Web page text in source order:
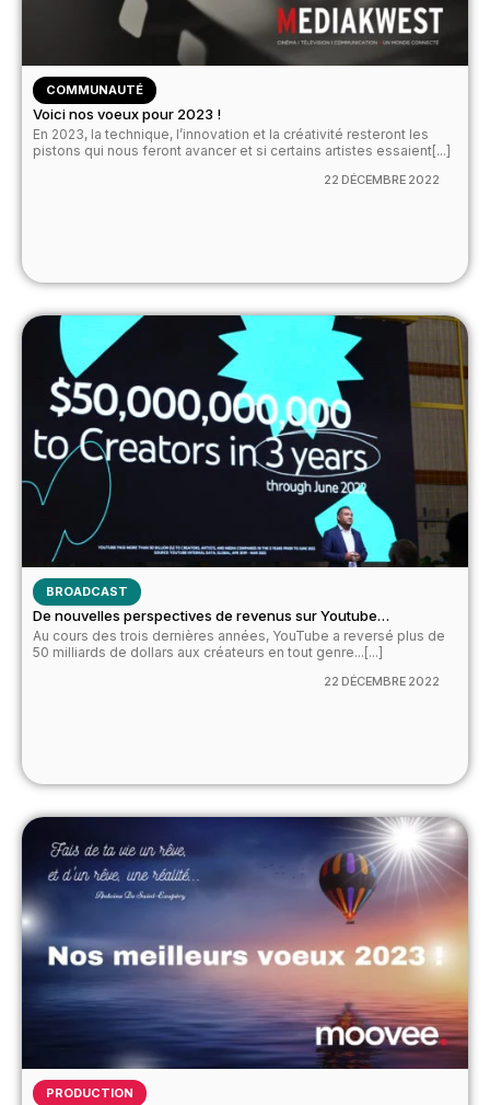
COMMUNAUTÉ
Voici nos voeux pour 2023 !
En 2023, la technique, l’innovation et la créativité resteront les
pistons qui nous feront avancer et si certains artistes essaient[...]
22 DÉCEMBRE 2022
BROADCAST
De nouvelles perspectives de revenus sur Youtube…
Au cours des trois dernières années, YouTube a reversé plus de
50 milliards de dollars aux créateurs en tout genre...[...]
22 DÉCEMBRE 2022
PRODUCTION